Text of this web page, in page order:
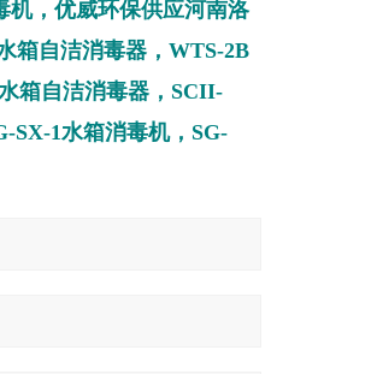
机， 优威环保供应河南洛
箱自洁消毒器，WTS-2B
箱自洁消毒器，SCII-
SX-1水箱消毒机，SG-